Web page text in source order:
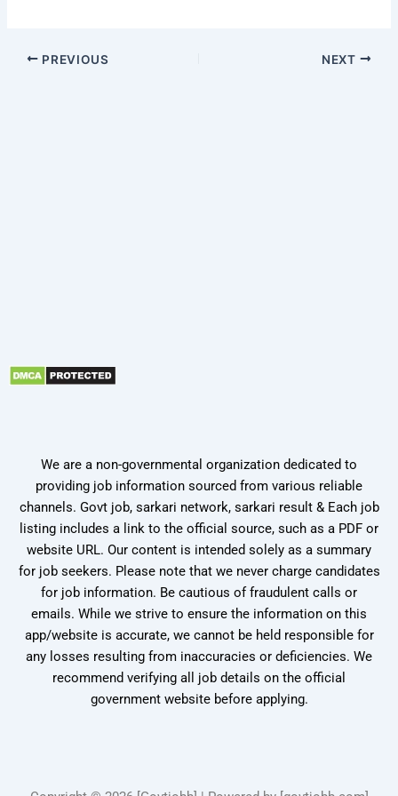
PREVIOUS NEXT
We are a non-governmental organization dedicated to
providing job information sourced from various reliable
channels. Govt job, sarkari network, sarkari result & Each job
listing includes a link to the official source, such as a PDF or
website URL. Our content is intended solely as a summary
for job seekers. Please note that we never charge candidates
for job information. Be cautious of fraudulent calls or
emails. While we strive to ensure the information on this
app/website is accurate, we cannot be held responsible for
any losses resulting from inaccuracies or deficiencies. We
recommend verifying all job details on the official
government website before applying.